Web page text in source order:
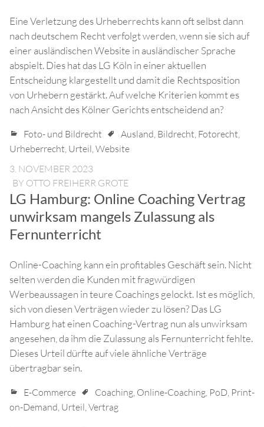
Eine Verletzung des Urheberrechts kann oft selbst dann
nach deutschem Recht verfolgt werden, wenn sie sich auf
einer ausländischen Website in ausländischer Sprache
abspielt. Dies hat das LG Köln in einer aktuellen
Entscheidung klargestellt und damit die Rechtsposition
von Urhebern gestärkt. Auf welche Kriterien kommt es
nach Ansicht des Kölner Gerichts entscheidend an?
Foto- und Bildrecht Ausland, Bildrecht, Fotorecht,
Urheberrecht, Urteil,Website
3. NOVEMBER 2023
BY OTTO FREIHERR GROTE
LG Hamburg: Online Coaching Vertrag
unwirksam mangels Zulassung als
Fernunterricht
Online-Coaching kann ein profitables Geschäft sein. Nicht
selten werden die Kunden mit fragwürdigen
Werbeaussagen in teure Coachings gelockt. Ist es möglich,
sich von diesen Verträgen wieder zu lösen? Das LG
Hamburg hat einen Coaching-Vertrag nun als unwirksam
angesehen, da ihm die Zulassung als Fernunterricht fehlte.
Dieses Urteil dürfte auf viele ähnliche Verträge
übertragbar sein.
E-Commerce Coaching, Online-Coaching, PoD, Print-
on-Demand, Urteil,Vertrag